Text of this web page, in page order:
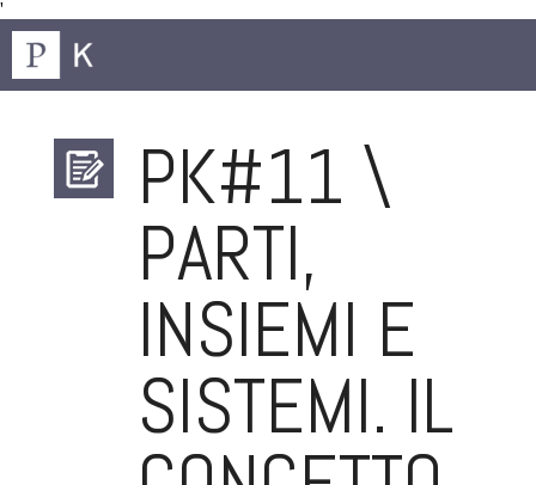
'
PK#11 \
PARTI,
INSIEMI E
SISTEMI. IL